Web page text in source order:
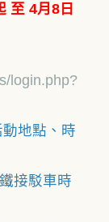
至 4月8日
login.php?
地點、時
接駁車時